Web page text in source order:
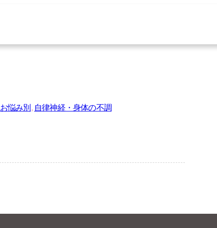
お悩み別 , 自律神経・身体の不調